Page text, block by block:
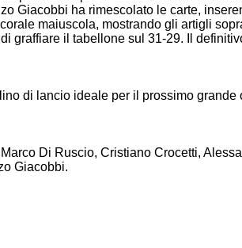
Giacobbi ha rimescolato le carte,
maiuscola, mostrando gli artigli
il tabellone sul 31-29. Il
di lancio ideale per il prossimo
Di Ruscio, Cristiano Crocetti,
Giacobbi.